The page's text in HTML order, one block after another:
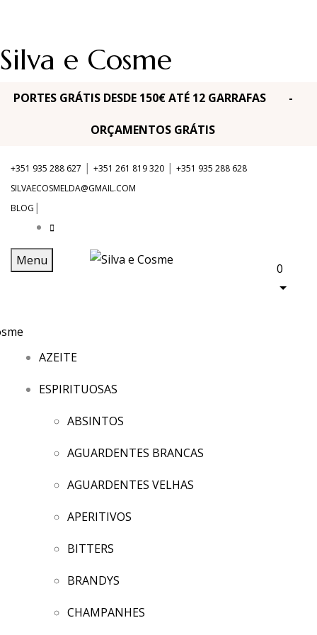
Silva e Cosme
PORTES GRÁTIS DESDE 150€ ATÉ 12 GARRAFAS -
ORÇAMENTOS GRÁTIS
+351 935 288 627 | +351 261 819 320 | +351 935 288 628
SILVAECOSMELDA@GMAIL.COM
BLOG |
Menu
0
AZEITE
ESPIRITUOSAS
ABSINTOS
AGUARDENTES BRANCAS
AGUARDENTES VELHAS
APERITIVOS
BITTERS
BRANDYS
CHAMPANHES